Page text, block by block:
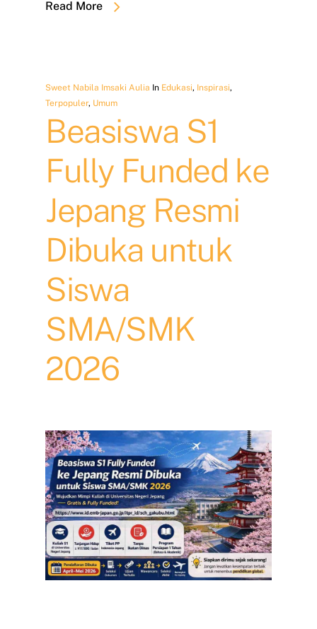
Read More
Sweet Nabila Imsaki Aulia In Edukasi, Inspirasi,
Terpopuler, Umum
Beasiswa S1
Fully Funded ke
Jepang Resmi
Dibuka untuk
Siswa
SMA/SMK
2026